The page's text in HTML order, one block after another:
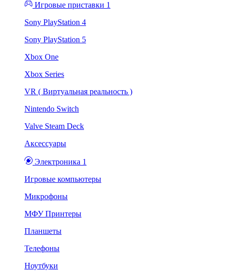
Игровые приставки 1
Sony PlayStation 4
Sony PlayStation 5
Xbox One
Xbox Series
VR ( Виртуальная реальность )
Nintendo Switch
Valve Steam Deck
Аксессуары
Электроника 1
Игровые компьютеры
Микрофоны
МФУ Принтеры
Планшеты
Телефоны
Ноутбуки